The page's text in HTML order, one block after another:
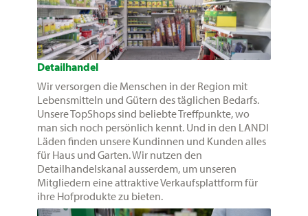
Detailhandel
Wir versorgen die Menschen in der Region mit
Lebensmitteln und Gütern des täglichen Bedarfs.
Unsere TopShops sind beliebte Treffpunkte, wo
man sich noch persönlich kennt. Und in den LANDI
Läden finden unsere Kundinnen und Kunden alles
für Haus und Garten. Wir nutzen den
Detailhandelskanal ausserdem, um unseren
Mitgliedern eine attraktive Verkaufsplattform für
ihre Hofprodukte zu bieten.